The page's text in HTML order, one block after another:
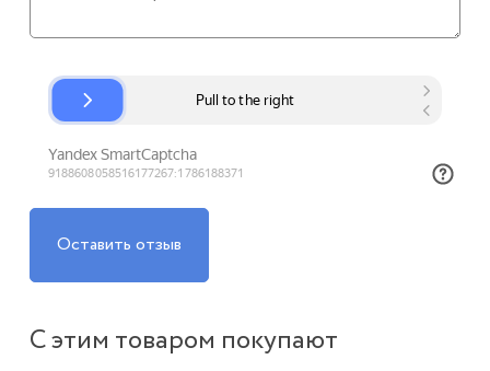
Оставить отзыв
С этим товаром покупают